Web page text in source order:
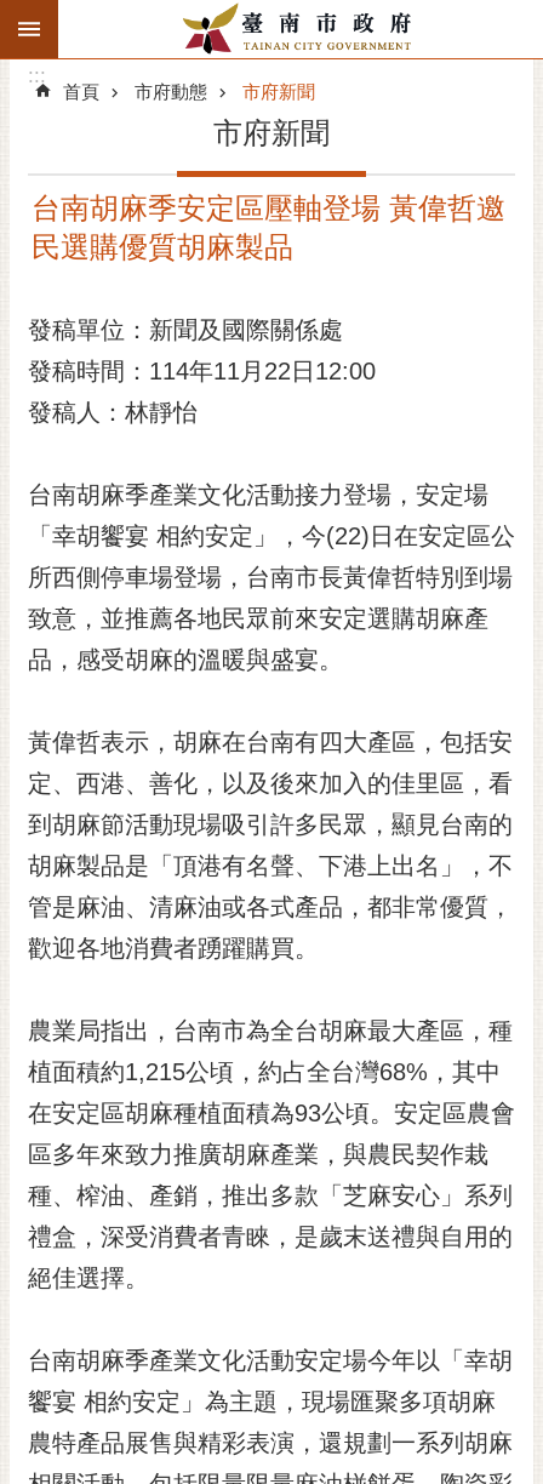
跳到主要內容區塊
搜
階
精彩府城
市府團隊
主題服務
市民互動
黃
哲
螢
花
泉
桐
花
祭
網
站
訂
閱
RSS
訂
閱
電
子
報
民
信
箱
English
:::
:::
首頁 市府動態 市府新聞
市府新聞
台南胡麻季安定區壓軸登場 黃偉哲邀
民選購優質胡麻製品
發稿單位：新聞及國際關係處
發稿時間：114年11月22日12:00
發稿人：林靜怡
台南胡麻季產業文化活動接力登場，安定場
「幸胡饗宴 相約安定」，今(22)日在安定區公
所西側停車場登場，台南市長黃偉哲特別到場
致意，並推薦各地民眾前來安定選購胡麻產
品，感受胡麻的溫暖與盛宴。
黃偉哲表示，胡麻在台南有四大產區，包括安
定、西港、善化，以及後來加入的佳里區，看
到胡麻節活動現場吸引許多民眾，顯見台南的
胡麻製品是「頂港有名聲、下港上出名」，不
管是麻油、清麻油或各式產品，都非常優質，
歡迎各地消費者踴躍購買。
農業局指出，台南市為全台胡麻最大產區，種
植面積約1,215公頃，約占全台灣68%，其中
在安定區胡麻種植面積為93公頃。安定區農會
區多年來致力推廣胡麻產業，與農民契作栽
種、榨油、產銷，推出多款「芝麻安心」系列
禮盒，深受消費者青睞，是歲末送禮與自用的
絕佳選擇。
台南胡麻季產業文化活動安定場今年以「幸胡
饗宴 相約安定」為主題，現場匯聚多項胡麻
農特產品展售與精彩表演，還規劃一系列胡麻